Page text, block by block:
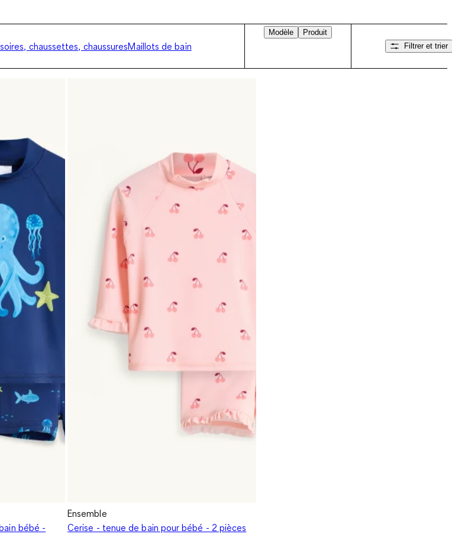
chaussettes, chaussuresMaillots de bain
Modèle
Produit
Filtrer et trier
bébé -
Ensemble
Cerise - tenue de bain pour bébé - 2 pièces